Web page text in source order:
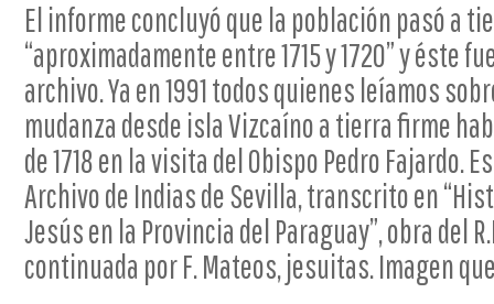
El informe concluyó que la población pasó a
“aproximadamente entre 1715 y 1720” y éste
archivo. Ya en 1991 todos quienes leíamos
mudanza desde isla Vizcaíno a tierra firme
de 1718 en la visita del Obispo Pedro Fajardo.
Archivo de Indias de Sevilla, transcrito en
Jesús en la Provincia del Paraguay”, obra del
continuada por F. Mateos, jesuitas. Imagen